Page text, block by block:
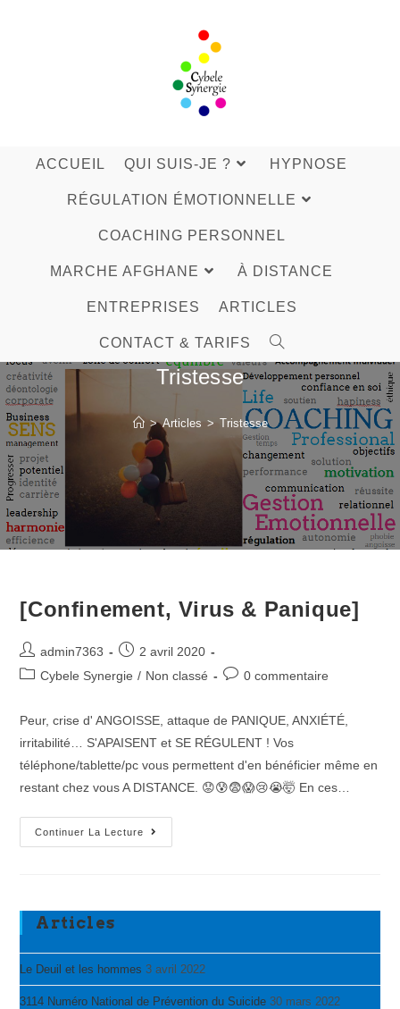
ACCUEIL QUI SUIS-JE ? HYPNOSE
RÉGULATION ÉMOTIONNELLE
COACHING PERSONNEL
MARCHE AFGHANE À DISTANCE
ENTREPRISES ARTICLES
CONTACT & TARIFS
Tristesse
> Articles > Tristesse
[Confinement, Virus & Panique]
Post
author:
admin7363
Post
published:
2 avril 2020
PostCybele Synergie / Non classé
Post0 commentaire
Peur, crise d' ANGOISSE, attaque de PANIQUE, ANXIÉTÉ,
irritabilité… S'APAISENT et SE RÉGULENT ! Vos
téléphone/tablette/pc vous permettent d'en bénéficier même en
restant chez vous A DISTANCE. 😟😰😨😱😢😭🤯 En ces…
Continuer La Lecture
[Confinement,
Virus
Articles
Le Deuil et les hommes 3 avril 2022
3114 Numéro National de Prévention du Suicide 30 mars 2022